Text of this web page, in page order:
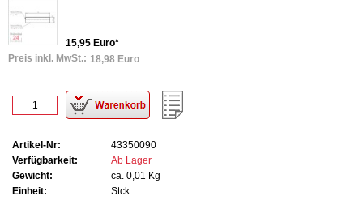
15,95 Euro*
Preis inkl. MwSt.: 18,98 Euro
Artikel-Nr:
43350090
Verfügbarkeit:
Ab Lager
Gewicht:
ca. 0,01 Kg
Einheit:
Stck